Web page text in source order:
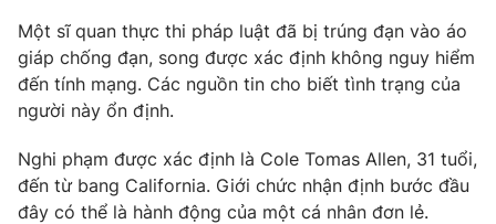
Liên hệ quảng cáo: 024-7300.7108
Một sĩ quan thực thi pháp luật đã bị trúng đạn vào áo
giáp chống đạn, song được xác định không nguy hiểm
đến tính mạng. Các nguồn tin cho biết tình trạng của
người này ổn định.
Nghi phạm được xác định là Cole Tomas Allen, 31 tuổi,
đến từ bang California. Giới chức nhận định bước đầu
đây có thể là hành động của một cá nhân đơn lẻ.